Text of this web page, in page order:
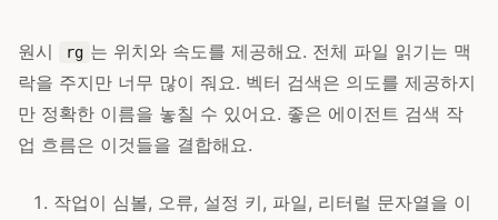
원시 rg 는 위치와 속도를 제공해요. 전체 파일 읽기는 맥
락을 주지만 너무 많이 줘요. 벡터 검색은 의도를 제공하지
만 정확한 이름을 놓칠 수 있어요. 좋은 에이전트 검색 작
업 흐름은 이것들을 결합해요.
작업이 심볼, 오류, 설정 키, 파일, 리터럴 문자열을 이